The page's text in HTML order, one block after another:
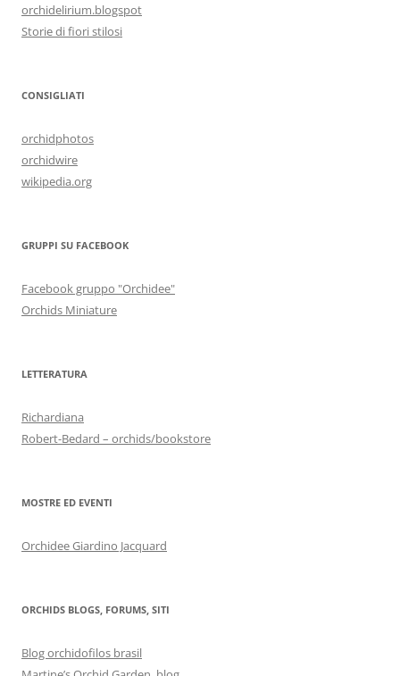
orchidelirium.blogspot
Storie di fiori stilosi
CONSIGLIATI
orchidphotos
orchidwire
wikipedia.org
GRUPPI SU FACEBOOK
Facebook gruppo "Orchidee"
Orchids Miniature
LETTERATURA
Richardiana
Robert-Bedard – orchids/bookstore
MOSTRE ED EVENTI
Orchidee Giardino Jacquard
ORCHIDS BLOGS, FORUMS, SITI
Blog orchidofilos brasil